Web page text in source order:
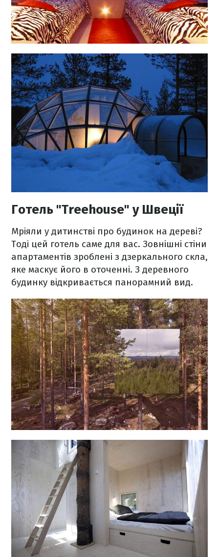
Готель "Treehouse" у Швеції
Мріяли у дитинстві про будинок на дереві?
Тоді цей готель саме для вас. Зовнішні стіни
апартаментів зроблені з дзеркального скла,
яке маскує його в оточенні. З деревного
будинку відкривається панорамний вид.